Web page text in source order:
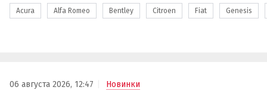
Acura Alfa Romeo Bentley Citroen Fiat Genesis
06 августа 2026, 12:47 Новинки